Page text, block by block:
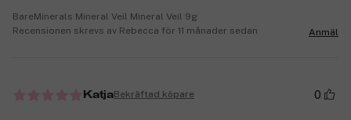
BareMinerals Mineral Veil Mineral Veil 9g
Recensionen skrevs av Rebecca för 11 månader sedan
Anmäl
KatjaBekräftad köpare 0